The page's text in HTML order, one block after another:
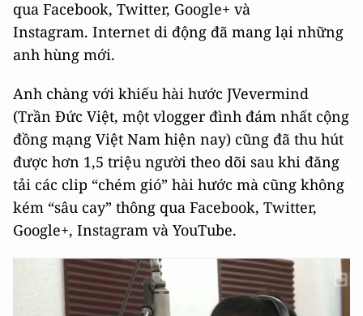
qua Facebook, Twitter, Google+ và
Instagram. Internet di động đã mang lại những
anh hùng mới.
Anh chàng với khiếu hài hước JVevermind
(Trần Đức Việt, một vlogger đình đám nhất cộng
đồng mạng Việt Nam hiện nay) cũng đã thu hút
được hơn 1,5 triệu người theo dõi sau khi đăng
tải các clip “chém gió” hài hước mà cũng không
kém “sâu cay” thông qua Facebook, Twitter,
Google+, Instagram và YouTube.